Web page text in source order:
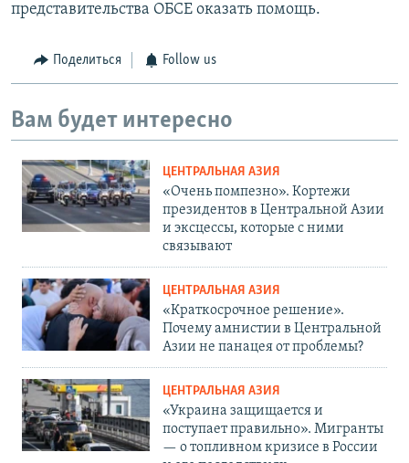
представительства ОБСЕ оказать помощь.
Поделиться Follow us
Вам будет интересно
ЦЕНТРАЛЬНАЯ АЗИЯ
«Очень помпезно». Кортежи
президентов в Центральной Азии
и эксцессы, которые с ними
связывают
ЦЕНТРАЛЬНАЯ АЗИЯ
«Краткосрочное решение».
Почему амнистии в Центральной
Азии не панацея от проблемы?
ЦЕНТРАЛЬНАЯ АЗИЯ
«Украина защищается и
поступает правильно». Мигранты
— о топливном кризисе в России